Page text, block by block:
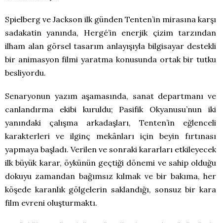
Spielberg ve Jackson ilk günden Tenten’in mirasına karşı
sadakatin yanında, Hergé’in enerjik çizim tarzından
ilham alan görsel tasarım anlayışıyla bilgisayar destekli
bir animasyon filmi yaratma konusunda ortak bir tutku
besliyordu.
Senaryonun yazım aşamasında, sanat departmanı ve
canlandırma ekibi kuruldu; Pasifik Okyanusu’nun iki
yanındaki çalışma arkadaşları, Tenten’in eğlenceli
karakterleri ve ilginç mekânları için beyin fırtınası
yapmaya başladı. Verilen ve sonraki kararları etkileyecek
ilk büyük karar, öykünün geçtiği dönemi ve sahip olduğu
dokuyu zamandan bağımsız kılmak ve bir bakıma, her
köşede karanlık gölgelerin saklandığı, sonsuz bir kara
film evreni oluşturmaktı.